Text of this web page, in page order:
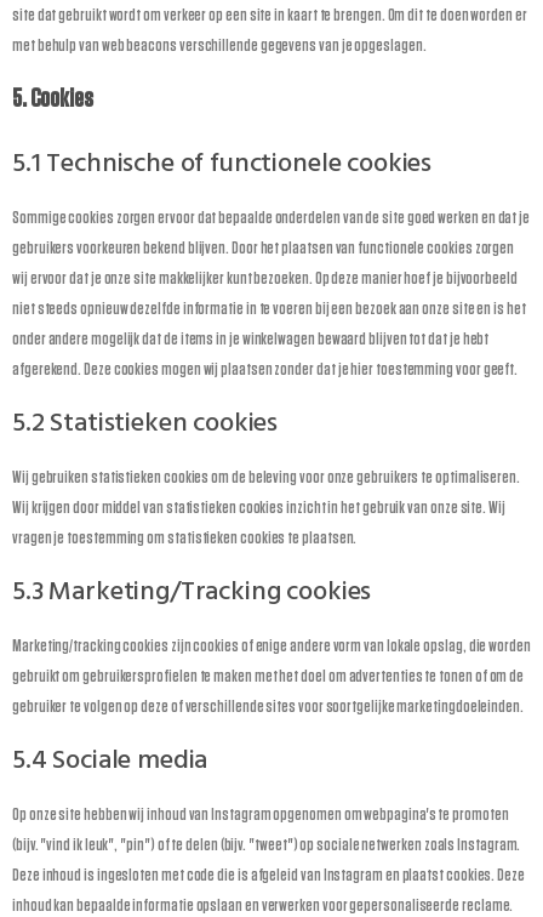
site dat gebruikt wordt om verkeer op een site in kaart te brengen. Om dit te doen worden er
met behulp van web beacons verschillende gegevens van je opgeslagen.
5. Cookies
5.1 Technische of functionele cookies
Sommige cookies zorgen ervoor dat bepaalde onderdelen van de site goed werken en dat je
gebruikers voorkeuren bekend blijven. Door het plaatsen van functionele cookies zorgen
wij ervoor dat je onze site makkelijker kunt bezoeken. Op deze manier hoef je bijvoorbeeld
niet steeds opnieuw dezelfde informatie in te voeren bij een bezoek aan onze site en is het
onder andere mogelijk dat de items in je winkelwagen bewaard blijven tot dat je hebt
afgerekend. Deze cookies mogen wij plaatsen zonder dat je hier toestemming voor geeft.
5.2 Statistieken cookies
Wij gebruiken statistieken cookies om de beleving voor onze gebruikers te optimaliseren.
Wij krijgen door middel van statistieken cookies inzicht in het gebruik van onze site. Wij
vragen je toestemming om statistieken cookies te plaatsen.
5.3 Marketing/Tracking cookies
Marketing/tracking cookies zijn cookies of enige andere vorm van lokale opslag, die worden
gebruikt om gebruikersprofielen te maken met het doel om advertenties te tonen of om de
gebruiker te volgen op deze of verschillende sites voor soortgelijke marketingdoeleinden.
5.4 Sociale media
Op onze site hebben wij inhoud van Instagram opgenomen om webpagina's te promoten
(bijv. "vind ik leuk", "pin") of te delen (bijv. "tweet") op sociale netwerken zoals Instagram.
Deze inhoud is ingesloten met code die is afgeleid van Instagram en plaatst cookies. Deze
inhoud kan bepaalde informatie opslaan en verwerken voor gepersonaliseerde reclame.